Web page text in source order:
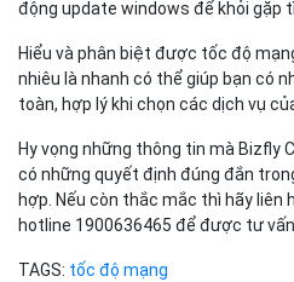
động update windows để khỏi gặp
Hiểu và phân biệt được tốc độ
nhiêu là nhanh có thể giúp bạn có
toàn, hợp lý khi chọn các dịch vụ
Hy vọng những thông tin mà Bizfly
có những quyết định đúng đắn
hợp. Nếu còn thắc mắc thì hãy liên
hotline 1900636465 để được tư
TAGS: tốc độ mạng